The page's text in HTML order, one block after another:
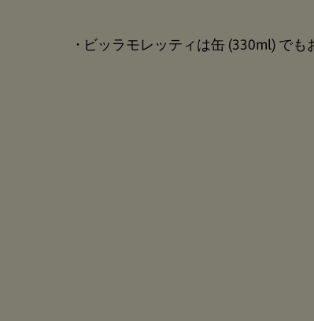
• ビッラモレッティは缶 (330ml) でも